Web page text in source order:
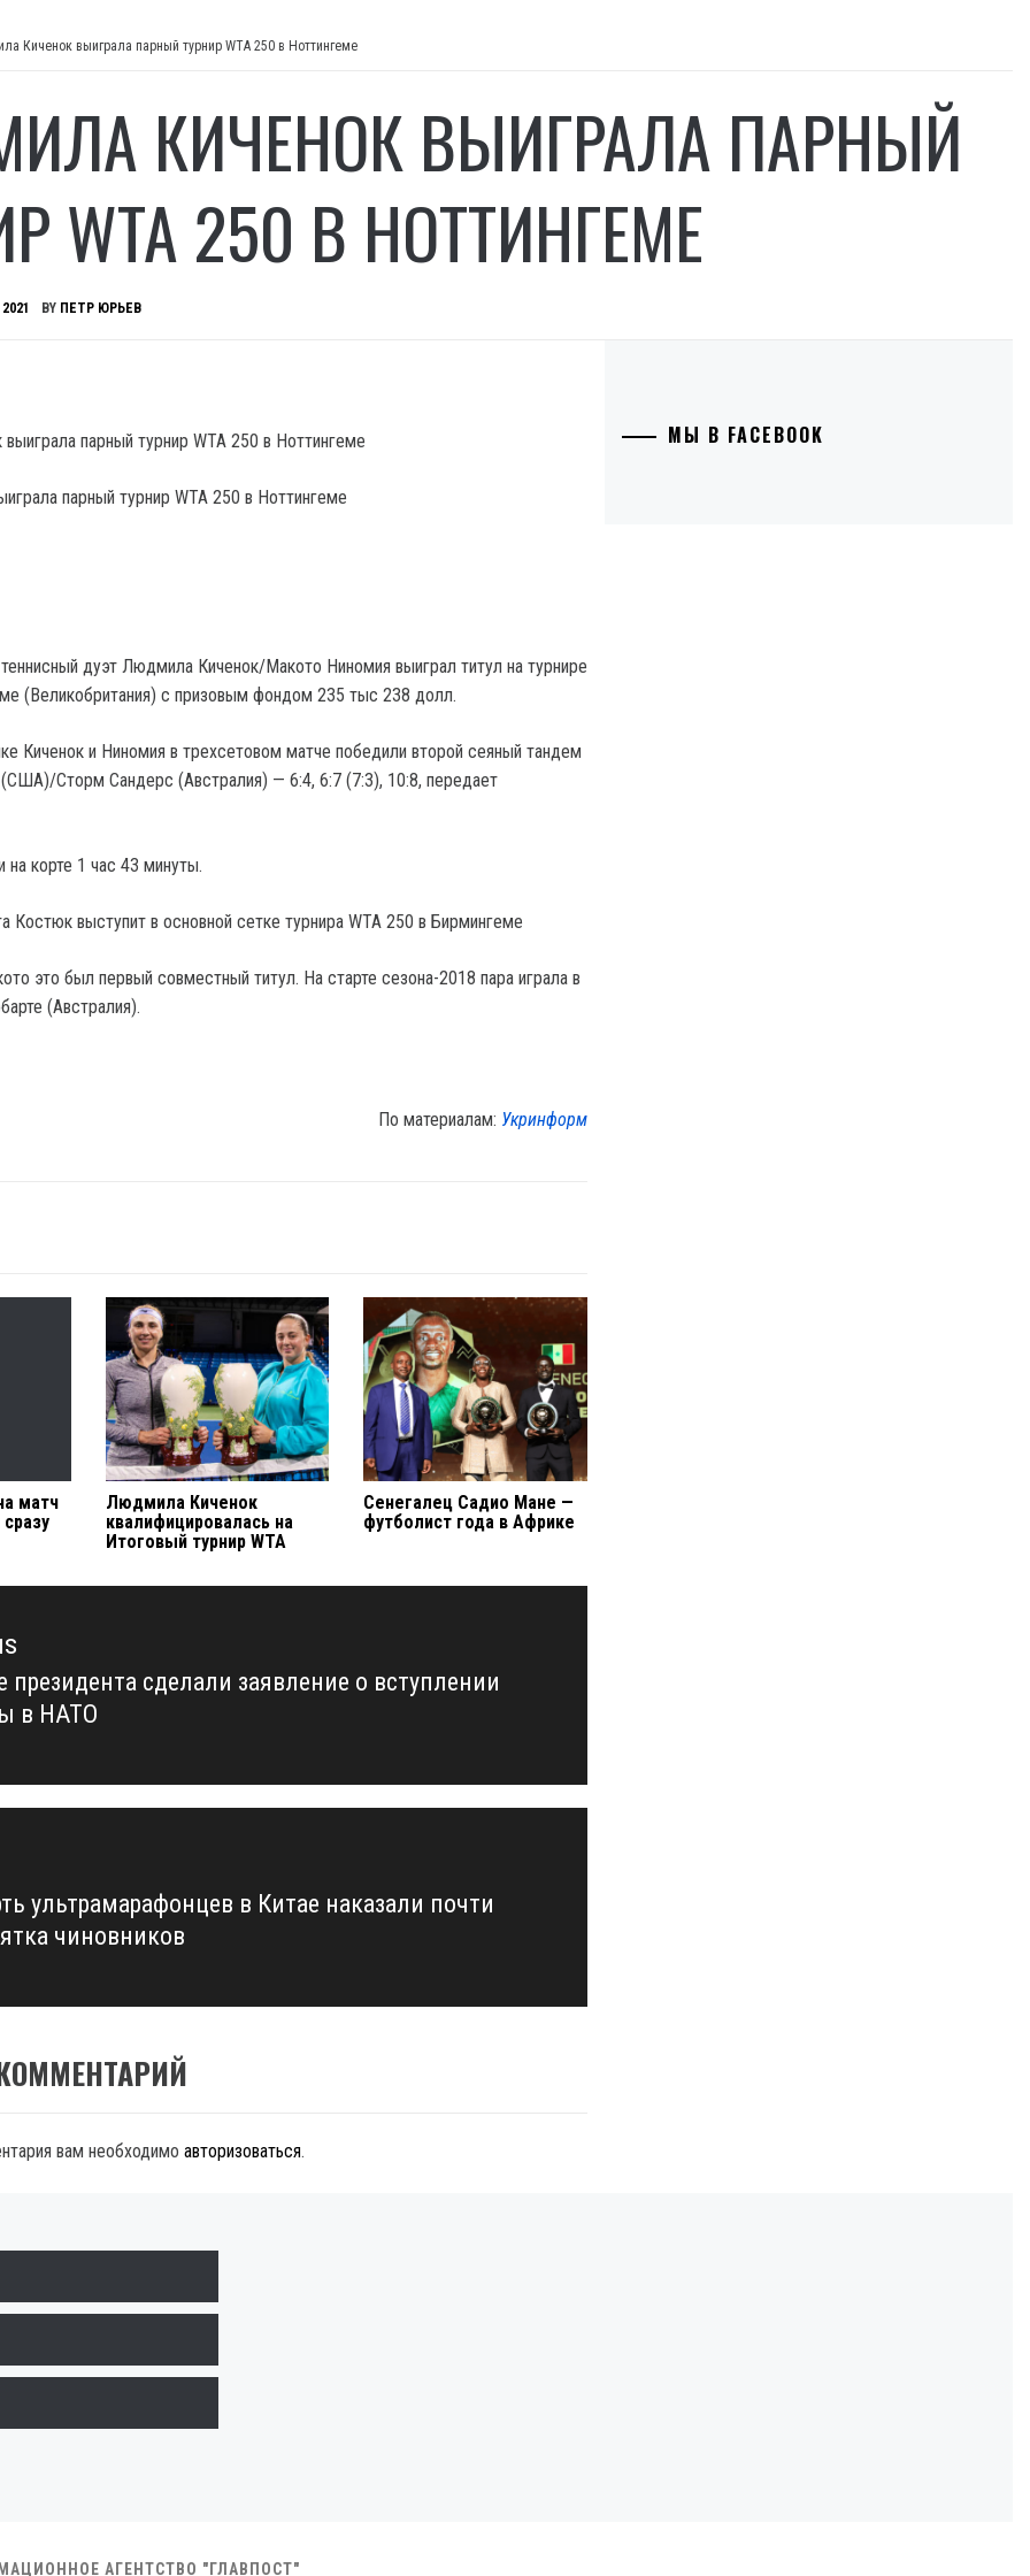
Киченок выиграла парный турнир WTA 250 в Ноттингеме
КИЧЕНОК ВЫИГРАЛА ПАРНЫЙ
WTA 250 В НОТТИНГЕМЕ
BY ПЕТР ЮРЬЕВ
парный турнир WTA 250 в Ноттингеме
теннисный дуэт Людмила Киченок/Макото Ниномия выиграл титул на турнире
(Великобритания) с призовым фондом 235 тыс 238 долл.
Киченок и Ниномия в трехсетовом матче победили второй сеяный тандем
Сторм Сандерс (Австралия) — 6:4, 6:7 (7:3), 10:8, передает
на корте 1 час 43 минуты.
Костюк выступит в основной сетке турнира WTA 250 в Бирмингеме
это был первый совместный титул. На старте сезона-2018 пара играла в
(Австралия).
По материалам: Укринформ
матч
Людмила Киченок
квалифицировалась на
Итоговый турнир WTA
Сенегалец Садио Мане —
футболист года в Африке
президента сделали заявление о вступлении
в НАТО
ультрамарафонцев в Китае наказали почти
чиновников
вам необходимо авторизоваться.
МЫ В FACEBOOK
АГЕНТСТВО "ГЛАВПОСТ"